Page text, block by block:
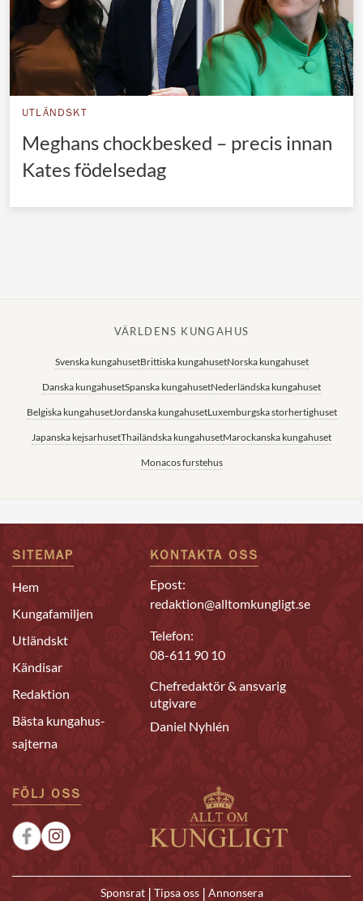
Luxemburgska storhertighuset
Japanska kejsarhuset
Thailändska kungahuset
Marockanska kungahuset
UTLÄNDSKT
Meghans chockbesked – precis innan
Kates födelsedag
VÄRLDENS KUNGAHUS
Svenska kungahusetBrittiska kungahusetNorska kungahuset
Danska kungahusetSpanska kungahusetNederländska kungahuset
Belgiska kungahusetJordanska kungahusetLuxemburgska storhertighuset
Japanska kejsarhusetThailändska kungahusetMarockanska kungahuset
Monacos furstehus
SITEMAP
Hem
Kungafamiljen
Utländskt
Kändisar
Redaktion
Bästa kungahus-
sajterna
KONTAKTA OSS
Epost:
redaktion@alltomkungligt.se
Telefon:
08-611 90 10
Chefredaktör & ansvarig
utgivare
Daniel Nyhlén
FÖLJ OSS
Sponsrat | Tipsa oss | Annonsera